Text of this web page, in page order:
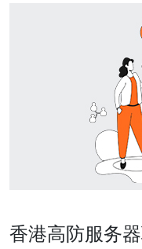
香港高防服务